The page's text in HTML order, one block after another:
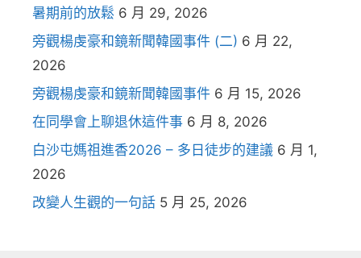
暑期前的放鬆 6 月 29, 2026
旁觀楊虔豪和鏡新聞韓國事件 (二) 6 月 22,
2026
旁觀楊虔豪和鏡新聞韓國事件 6 月 15, 2026
在同學會上聊退休這件事 6 月 8, 2026
白沙屯媽祖進香2026 – 多日徒步的建議 6 月 1,
2026
改變人生觀的一句話 5 月 25, 2026